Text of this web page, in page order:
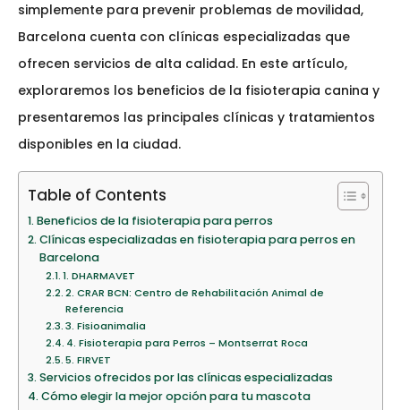
simplemente para prevenir problemas de movilidad,
Barcelona cuenta con clínicas especializadas que
ofrecen servicios de alta calidad. En este artículo,
exploraremos los beneficios de la fisioterapia canina y
presentaremos las principales clínicas y tratamientos
disponibles en la ciudad.
Table of Contents
Beneficios de la fisioterapia para perros
Clínicas especializadas en fisioterapia para perros en
Barcelona
1. DHARMAVET
2. CRAR BCN: Centro de Rehabilitación Animal de
Referencia
3. Fisioanimalia
4. Fisioterapia para Perros – Montserrat Roca
5. FIRVET
Servicios ofrecidos por las clínicas especializadas
Cómo elegir la mejor opción para tu mascota